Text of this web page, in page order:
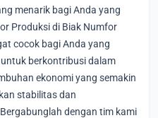
menarik bagi Anda yang
Produksi di Biak Numfor
cocok bagi Anda yang
berkontribusi dalam
ekonomi yang semakin
stabilitas dan
dengan tim kami